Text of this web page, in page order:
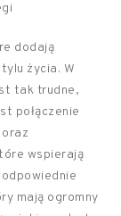
dodają
życia. W
tak trudne,
połączenie
wspierają
mają ogromny